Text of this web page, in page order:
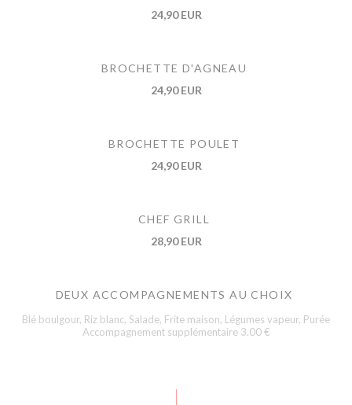
24,90 EUR
BROCHETTE D'AGNEAU
24,90 EUR
BROCHETTE POULET
24,90 EUR
CHEF GRILL
28,90 EUR
DEUX ACCOMPAGNEMENTS AU CHOIX
Blé boulgour, Riz blanc, Salade, Frite maison, Légumes vapeur, Purée
Accompagnement supplémentaire 3.00 €